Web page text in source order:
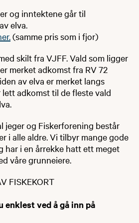
og inntektene går til
elva.
(samme pris som i fjor)
skilt fra VJFF. Vald som ligger
merket adkomst fra RV 72
av elva er merket langs
lett adkomst til de fleste vald
jeger og Fiskerforening består
i alle aldre. Vi tilbyr mange gode
har i en årrekke hatt ett meget
våre grunneiere.​
FISKEKORT
ved å gå inn på